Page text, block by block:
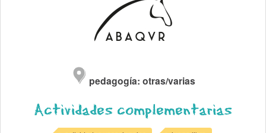
pedagogía: otras/varias
Actividades complementarias